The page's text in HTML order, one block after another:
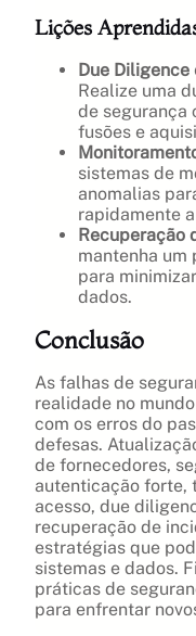
Lições
Due
Realize uma
de segurança
fusões e
sistemas de
anomalias
rapidamente
Recuperação
mantenha um
para
dados.
Conclusão
As falhas de
realidade no
com os erros do
defesas.
de fornecedores,
autenticação forte,
acesso, due
recuperação de
estratégias que
sistemas e dados.
práticas de
para enfrentar